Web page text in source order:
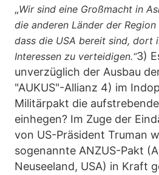
„Wir sind eine Großmacht in
die anderen Länder der
dass die USA bereit sind, dort
Interessen zu verteidigen.“3)
unverzüglich der Ausbau
"AUKUS"-Allianz 4) im
Militärpakt die
einhegen? Im Zuge der
von US-Präsident Truman
sogenannte ANZUS-Pakt
Neuseeland, USA) in Kraft